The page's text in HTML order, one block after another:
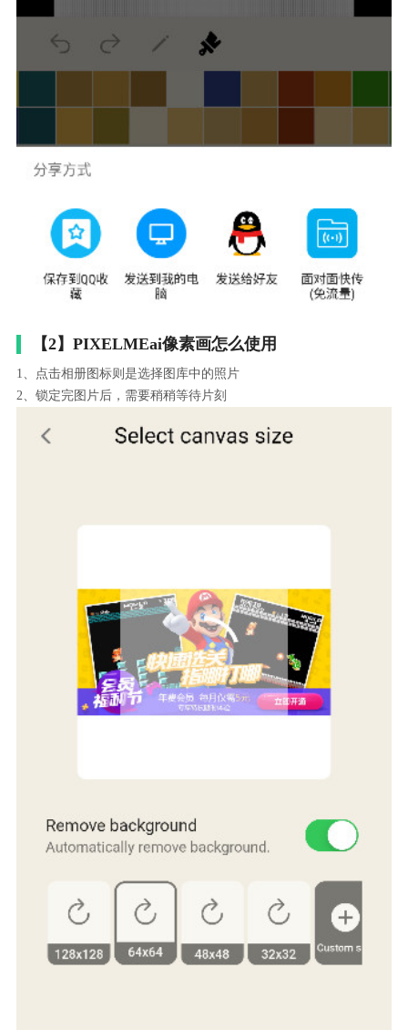
【2】PIXELMEai像素画怎么使用
1、点击相册图标则是选择图库中的照片
2、锁定完图片后，需要稍稍等待片刻